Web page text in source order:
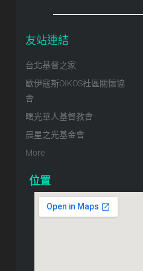
友站連結
台北基督之家
歐伊寇斯OIKOS社區關懷協
會
曙光華人基督教會
晨星之光基金會
More
位置